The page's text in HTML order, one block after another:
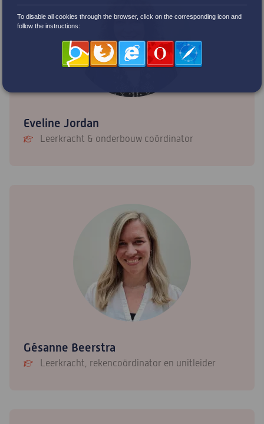
Eveline Jordan
Leerkracht & onderbouw coördinator
Gésanne Beerstra
Leerkracht, rekencoördinator en unitleider
To disable all cookies through the browser, click on the corresponding icon and
follow the instructions: